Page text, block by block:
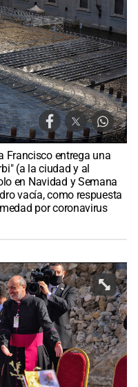
Francisco entrega una
(a la ciudad y al
en Navidad y Semana
vacía, como respuesta
por coronavirus